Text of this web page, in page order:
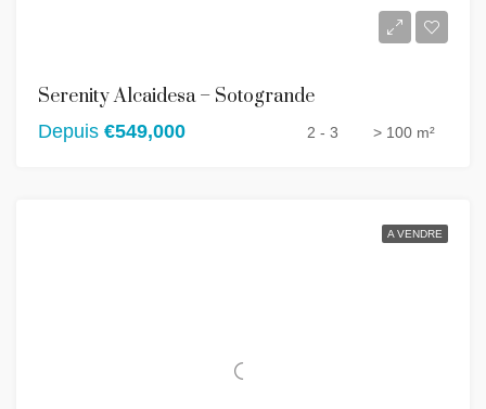
Serenity Alcaidesa – Sotogrande
Depuis €549,000 2 - 3 > 100 m²
A VENDRE